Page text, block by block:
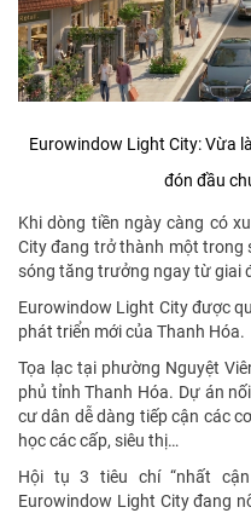
Eurowindow Light City: Vừa
đón đầu
Khi dòng tiền ngày càng có
City đang trở thành một trong
sóng tăng trưởng ngay từ giai
Eurowindow Light City được
phát triển mới của Thanh Hóa.
Tọa lạc tại phường Nguyệt
phủ tỉnh Thanh Hóa. Dự án
cư dân dễ dàng tiếp cận các
học các cấp, siêu thị…
Hội tụ 3 tiêu chí “nhất
Eurowindow Light City đang